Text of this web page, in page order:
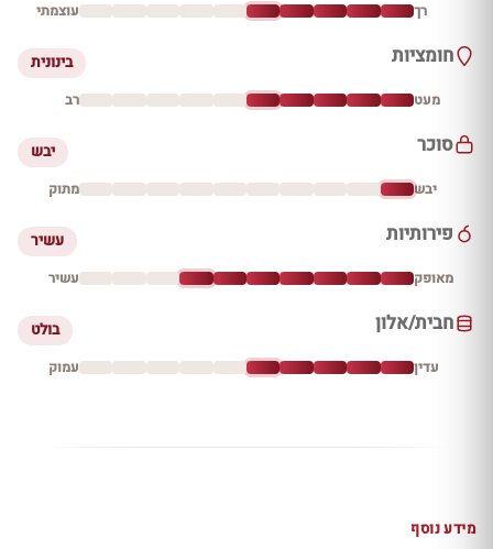
רך עוצמתי
חומציות בינונית
מעט רב
סוכר יבש
יבש מתוק
פירותיות עשיר
מאופק עשיר
חבית/אלון בולט
עדין עמוק
מידע נוסף